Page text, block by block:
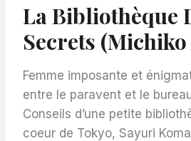
La Bibliothèque
Secrets
Femme imposante et
entre le paravent et le
Conseils d’une petite
coeur de Tokyo, Sayuri